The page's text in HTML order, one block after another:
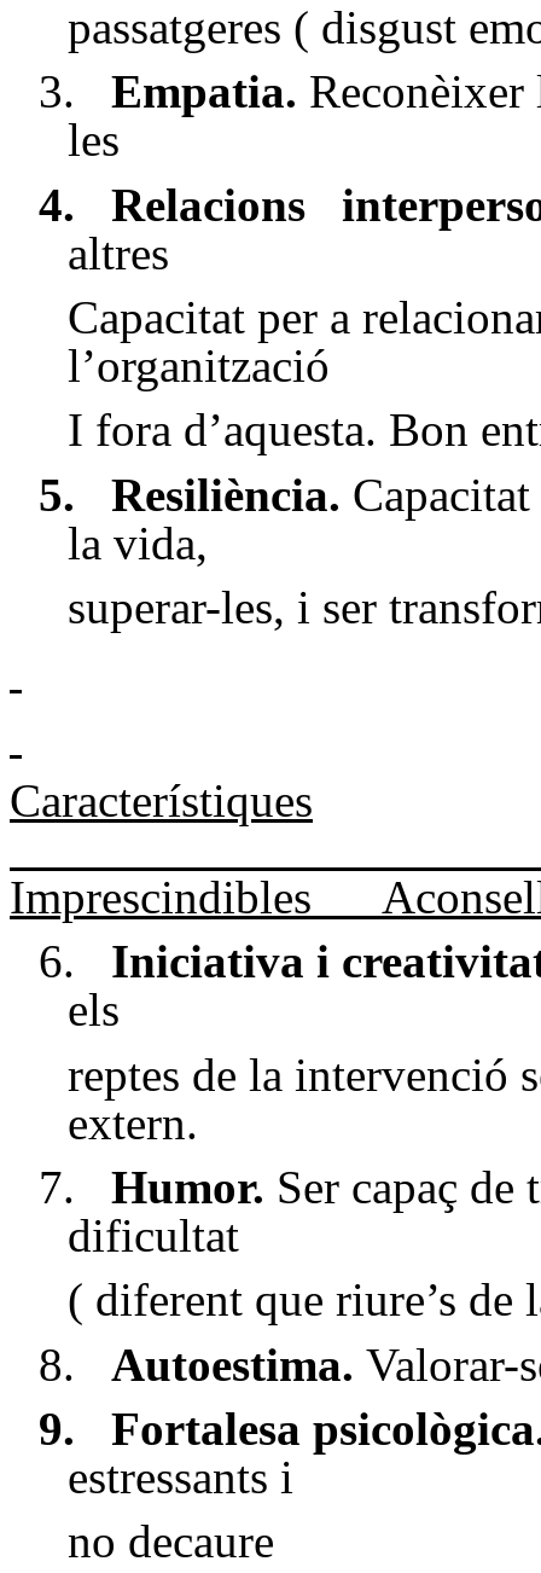
passatgeres ( disgust
3.
Empatia. Reconèixer
les
4.
Relacions
altres
Capacitat per a
l’organització
I fora d’aquesta. Bon
5.
Resiliència.
la vida,
superar-les, i ser
Característiques
Imprescindibles
6.
Iniciativa i
els
reptes de la intervenció
extern.
7.
Humor. Ser capaç
dificultat
( diferent que riure’s
8.
Autoestima. Valorar-
9.
Fortalesa
estressants i
no decaure